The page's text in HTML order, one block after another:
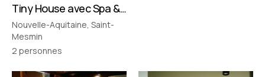
Tiny House avec Spa &
Bain Nordique en
Dordogne
Nouvelle-Aquitaine, Saint-
Mesmin
2 personnes